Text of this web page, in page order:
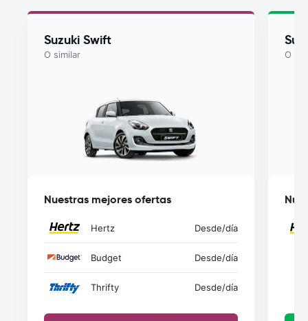
Suzuki Swift
O similar
Nuestras mejores ofertas
Hertz Desde/día
Budget Desde/día
Thrifty Desde/día
O